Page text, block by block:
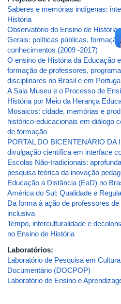
Saberes e memórias indígenas:
História
Observatório do Ensino de História
Gerais: políticas públicas,
conhecimentos (2009 -2017)
O ensino de História da Educação
formação de professores,
disciplinares no Brasil e em
A Sala Museu e o Processo de
História por Meio da Herança
Mosaicos: cidade, memórias e
histórico-educacionais em diálogo
de formação
PORTAL DO BICENTENÁRIO DA
divulgação científica em interface
Escolas Não-tradicionais:
pesquisa teórica da inovação
Educação a Distância (EaD) no
América do Sul: Qualidade e
Da forma à ação de professores
inclusiva
Tempo, interculturalidade e
no Ensino de História
Laboratórios:
Laboratório de Pesquisa em
Documentário (DOCPOP)
Laboratório de Ensino e